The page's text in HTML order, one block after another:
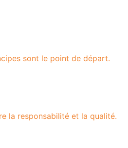
sont le point de départ.
la responsabilité et la qualité.